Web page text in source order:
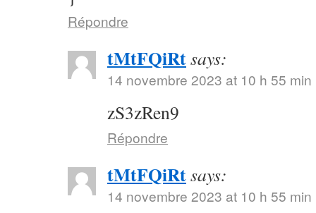
Répondre
tMtFQiRtsays:
14 novembre 2023 at 10 h 55 min
zS3zRen9
Répondre
tMtFQiRtsays:
14 novembre 2023 at 10 h 55 min